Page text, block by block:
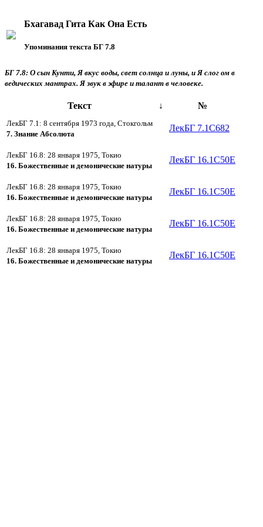
Бхагавад Гита Как Она Есть
Упоминания текста БГ 7.8
БГ 7.8: О сын Кунти, Я вкус воды, свет солнца и луны, и Я слог ом в
ведических мантрах. Я звук в эфире и талант в человеке.
Текст ↓ №
ЛекБГ 7.1: 8 сентября 1973 года, Стокгольм
7. Знание Aбсолюта
ЛекБГ 7.1C682
ЛекБГ 16.8: 28 января 1975, Токио
16. Божественные и демонические натуры
ЛекБГ 16.1C50E
ЛекБГ 16.8: 28 января 1975, Токио
16. Божественные и демонические натуры
ЛекБГ 16.1C50E
ЛекБГ 16.8: 28 января 1975, Токио
16. Божественные и демонические натуры
ЛекБГ 16.1C50E
ЛекБГ 16.8: 28 января 1975, Токио
16. Божественные и демонические натуры
ЛекБГ 16.1C50E